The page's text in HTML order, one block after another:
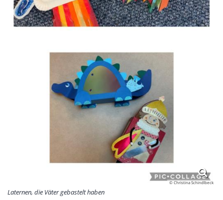
© Christina Schindlbeck
Laternen, die Väter gebastelt haben